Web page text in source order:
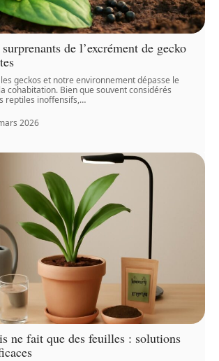
de l’excrément de gecko
geckos et notre environnement dépasse le
cohabitation. Bien que souvent considérés
reptiles inoffensifs,…
2026
ne fait que des feuilles : solutions